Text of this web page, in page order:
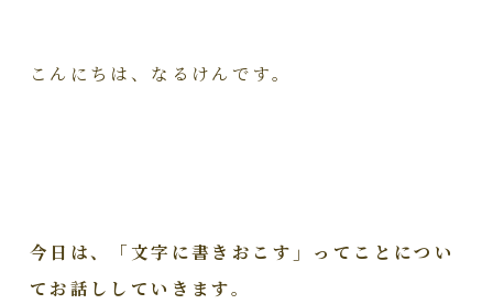
こんにちは、なるけんです。
今日は、「文字に書きおこす」ってことについ
てお話ししていきます。